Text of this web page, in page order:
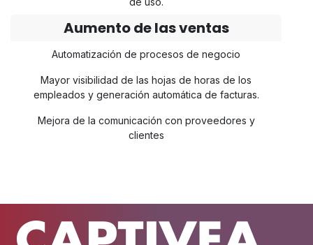
Aumento de las ventas
Automatización de procesos de negocio
Mayor visibilidad de las hojas de horas de los
empleados y generación automática de facturas.
Mejora de la comunicación con proveedores y
clientes